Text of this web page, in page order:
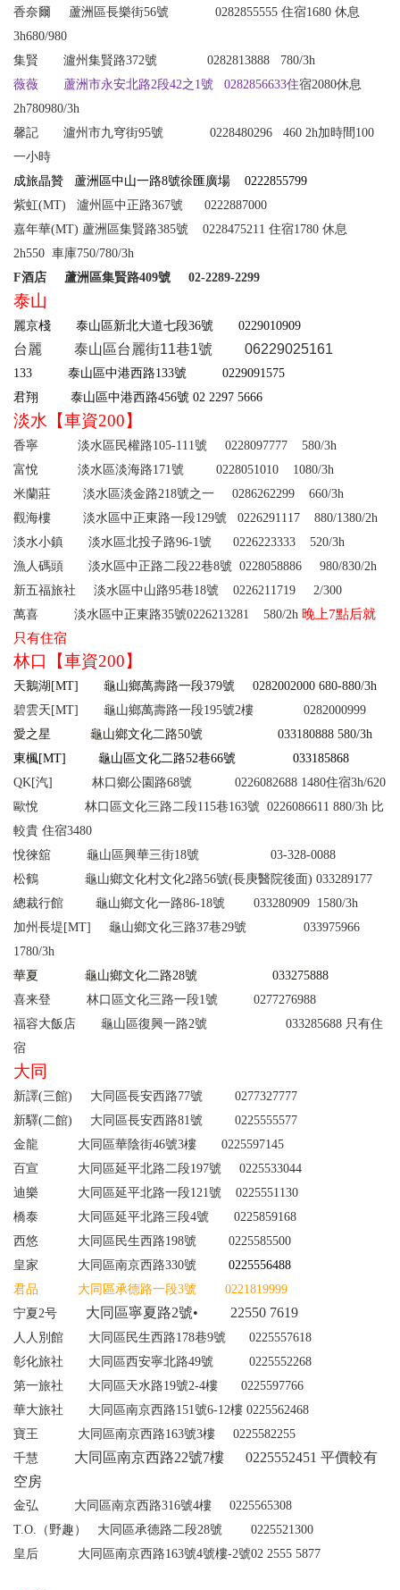
香奈爾
蘆洲區長樂街56號 0282855555 住宿1680 休息
3h680/980
集賢
瀘州集賢路372號 0282813888 780/3h
薇薇 蘆洲市永安北路2段42之1號 0282856633住宿2080休息
2h780980/3h
馨記 瀘州市九穹街95號 0228480296 460 2h加時間100
一小時
成旅晶贊
蘆洲區中山一路8號徐匯廣場
0222855799
紫虹(MT) 瀘州區中正路367號 0222887000
嘉年華(MT) 蘆洲區集賢路385號 0228475211 住宿1780 休息
2h550 車庫750/780/3h
F酒店 蘆洲區集賢路409號 02-2289-2299
泰山
麗京棧 泰山區新北大道七段36號 0229010909
台麗 泰山區台麗街11巷1號 06229025161
133 泰山區中港西路133號
0229091575
君翔
泰山區中港西路456號 02 2297 5666
淡水【車資200】
香寧 淡水區民權路105-111號 0228097777
580/3h
富悅 淡水區淡海路171號 0228051010 1080/3h
米蘭莊 淡水區淡金路218號之一 0286262299 660/3h
觀海樓 淡水區中正東路一段129號 0226291117 880/1380/2h
淡水小鎮 淡水區北投子路96-1號 0226223333
520/3h
漁人碼頭 淡水區中正路二段22巷8號 0228058886 980/830/2h
新五福旅社 淡水區中山路95巷18號 0226211719 2/300
萬喜
淡水區中正東路35號0226213281 580/2h 晚上7點后就
只有住宿
林口【車資200】
天鵝湖[MT] 龜山鄉萬壽路一段379號 0282002000 680-880/3h
碧雲天[MT]
龜山鄉萬壽路一段195號2樓 0282000999
愛之星
龜山鄉文化二路50號 033180888 580/3h
東楓[MT] 龜山區文化二路52巷66號 033185868
QK[汽] 林口鄉公園路68號 0226082688 1480住宿3h/620
歐悅
林口區文化三路二段115巷163號 0226086611 880/3h 比
較貴 住宿3480
悅徠舘
龜山區興華三街18號 03-328-0088
松鶴 龜山鄉文化村文化2路56號(長庚醫院後面) 033289177
總裁行館 龜山鄉文化一路86-18號 033280909 1580/3h
加州長堤[MT]
龜山鄉文化三路37巷29號 033975966
1780/3h
華夏
龜山鄉文化二路28號 033275888
喜来登
林口區文化三路一段1號 0277276988
福容大飯 店 龜山區復興一路2號 033285688 只有住
宿
大同
新譯(三館) 大同區長安西路77號 0277327777
新驛(二館) 大同區長安西路81號 0225555577
金龍 大同區華陰街46號3樓 0225597145
百宣 大同區延平北路二段197號 0225533044
迪樂 大同區延平北路一段121號 0225551130
橋泰
大同區延平北路三段4號
0225859168
西悠 大同區民生西路198號 0225585500
皇家 大同區南京西路330號 0225556488
君品 大同區承德路一段3號 0221819999
宁夏2号
大同區寧夏路2號• 22550 7619
人人別館 大同區民生西路178巷9號 0225557618
彰化旅社 大同區西安寧北路49號 0225552268
第一旅社 大同區天水路19號2-4樓 0225597766
華大旅社 大同區南京西路151號6-12樓 0225562468
寶王
大同區南京西路163號3樓 0225582255
千慧
大同區南京西路22號7樓 0225552451 平價較有
空房
金弘 大同區南京西路316號4樓 0225565308
T.O. （野趣） 大同區承德路二段28號 0225521300
皇后
大同區南京西路163號4號樓-2號02 2555 5877